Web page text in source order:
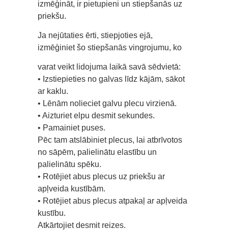
izmēģināt, ir pietupieni un stiepšanās uz
priekšu.
Ja nejūtaties ērti, stiepjoties ejā,
izmēģiniet šo stiepšanās vingrojumu, ko
varat veikt lidojuma laikā savā sēdvietā:
• Izstiepieties no galvas līdz kājām, sākot
ar kaklu.
• Lēnām nolieciet galvu plecu virzienā.
• Aizturiet elpu desmit sekundes.
• Pamainiet puses.
Pēc tam atslābiniet plecus, lai atbrīvotos
no sāpēm, palielinātu elastību un
palielinātu spēku.
• Rotējiet abus plecus uz priekšu ar
apļveida kustībām.
• Rotējiet abus plecus atpakaļ ar apļveida
kustību.
Atkārtojiet desmit reizes.